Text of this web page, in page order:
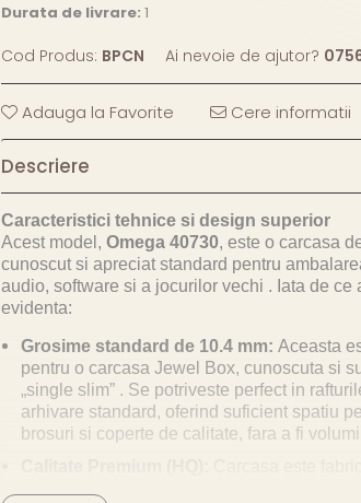
Durata de livrare: 1
Cod Produs: BPCN Ai nevoie de ajutor?
Adauga la Favorite Cere informatii
Descriere
Caracteristici tehnice si design superior
Acest model, Omega 40730, este o carcasa
cunoscut si apreciat standard pentru
audio, software si a jocurilor vechi . Iata de ce
evidenta:
Grosime standard de 10.4 mm: Aceasta
pentru o carcasa Jewel Box, cunoscuta si
„single slim” . Se potriveste perfect in
arhivare standard, oferind suficient spatiu
brosuri si coperte de calitate, fara a fi